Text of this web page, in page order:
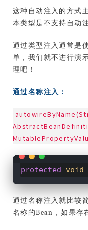
这种自动注入的方式
本类型是不支持自动
通过类型注入通常是
单，我们就不进行演
理吧！
通过名称注入：
protected void
通过名称注入就比较
名称的Bean，如果存